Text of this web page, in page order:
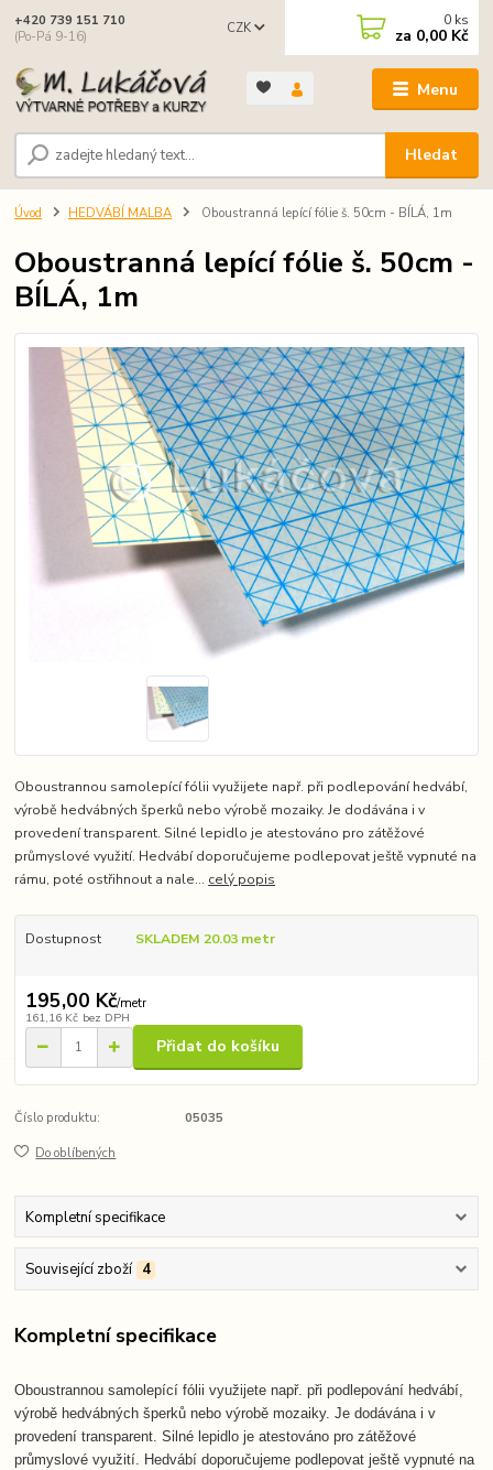
Menu
CZK
Hledat
+420 739 151 710
(Po-Pá 9-16)
0 ks
za 0,00 Kč
Úvod HEDVÁBÍ MALBA Oboustranná lepící fólie š. 50cm - BÍLÁ, 1m
Oboustranná lepící fólie š. 50cm -
BÍLÁ, 1m
Oboustrannou samolepící fólii využijete např. při podlepování hedvábí,
výrobě hedvábných šperků nebo výrobě mozaiky. Je dodávána i v
provedení transparent. Silné lepidlo je atestováno pro zátěžové
průmyslové využití. Hedvábí doporučujeme podlepovat ještě vypnuté na
rámu, poté ostřihnout a nale... celý popis
Dostupnost SKLADEM 20.03 metr
195,00 Kč/metr
161,16 Kč bez DPH
Přidat do košíku
Číslo produktu: 05035
Do oblíbených
Kompletní specifikace
Související zboží 4
Kompletní specifikace
Oboustrannou samolepící fólii využijete např. při podlepování hedvábí,
výrobě hedvábných šperků nebo výrobě mozaiky. Je dodávána i v
provedení transparent. Silné lepidlo je atestováno pro zátěžové
průmyslové využití. Hedvábí doporučujeme podlepovat ještě vypnuté na